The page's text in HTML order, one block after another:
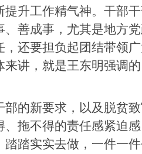
提升工作精气神。干部
、善成事，尤其是地方
，还要担负起团结带领
来讲，就是王东明强调
部的新要求，以及脱贫
、拖不得的责任感紧迫
踏踏实实去做，一件一